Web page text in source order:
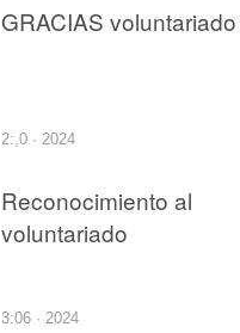
GRACIAS voluntariado
2:,0 · 2024
Reconocimiento al
voluntariado
3:06 · 2024